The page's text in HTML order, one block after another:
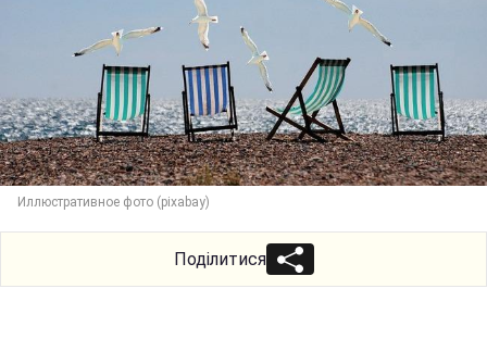
Иллюстративное фото (pixabay)
Поділитися